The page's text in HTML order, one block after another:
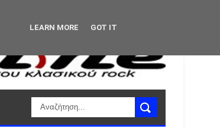
LEARN MORE GOT IT